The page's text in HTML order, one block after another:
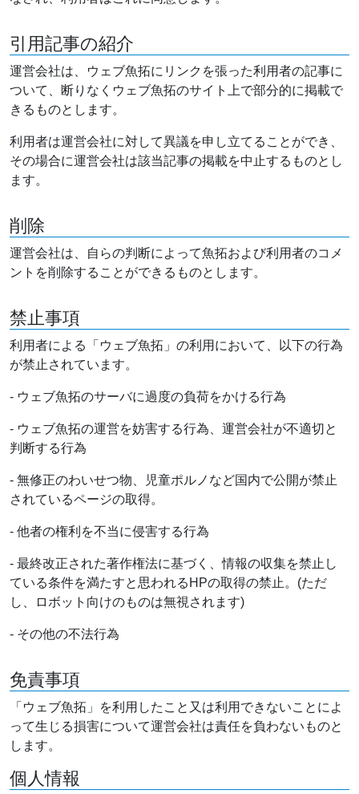
引用記事の紹介
運営会社は、ウェブ魚拓にリンクを張った利用者の記事に
ついて、断りなくウェブ魚拓のサイト上で部分的に掲載で
きるものとします。
利用者は運営会社に対して異議を申し立てることができ、
その場合に運営会社は該当記事の掲載を中止するものとし
ます。
削除
運営会社は、自らの判断によって魚拓および利用者のコメ
ントを削除することができるものとします。
禁止事項
利用者による「ウェブ魚拓」の利用において、以下の行為
が禁止されています。
- ウェブ魚拓のサーバに過度の負荷をかける行為
- ウェブ魚拓の運営を妨害する行為、運営会社が不適切と
判断する行為
- 無修正のわいせつ物、児童ポルノなど国内で公開が禁止
されているページの取得。
- 他者の権利を不当に侵害する行為
- 最終改正された著作権法に基づく、情報の収集を禁止し
ている条件を満たすと思われるHPの取得の禁止。(ただ
し、ロボット向けのものは無視されます)
- その他の不法行為
免責事項
「ウェブ魚拓」を利用したこと又は利用できないことによ
って生じる損害について運営会社は責任を負わないものと
します。
個人情報